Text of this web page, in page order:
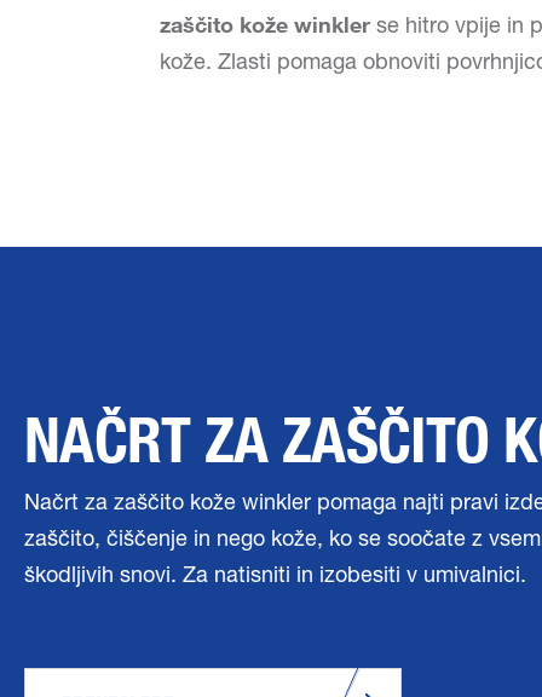
zaščito kože winkler se hitro vpije in
kože. Zlasti pomaga obnoviti
NAČRT ZA ZAŠČITO
Načrt za zaščito kože winkler pomaga najti pravi
zaščito, čiščenje in nego kože, ko se soočate z
škodljivih snovi. Za natisniti in izobesiti v umivalnici.